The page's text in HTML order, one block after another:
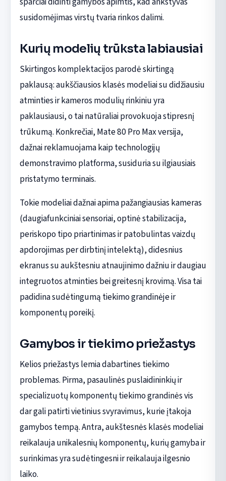
susidomėjimas virstų tvaria rinkos dalimi.
Kurių modelių trūksta labiausiai
Skirtingos komplektacijos parodė skirtingą
paklausą: aukščiausios klasės modeliai su didžiausiu
atminties ir kameros modulių rinkiniu yra
paklausiausi, o tai natūraliai provokuoja stipresnį
trūkumą. Konkrečiai, Mate 80 Pro Max versija,
dažnai reklamuojama kaip technologijų
demonstravimo platforma, susiduria su ilgiausiais
pristatymo terminais.
Tokie modeliai dažnai apima pažangiausias kameras
(daugiafunkciniai sensoriai, optinė stabilizacija,
periskopo tipo priartinimas ir patobulintas vaizdų
apdorojimas per dirbtinį intelektą), didesnius
ekranus su aukštesniu atnaujinimo dažniu ir daugiau
integruotos atminties bei greitesnį krovimą. Visa tai
padidina sudėtingumą tiekimo grandinėje ir
komponentų poreikį.
Gamybos ir tiekimo priežastys
Kelios priežastys lemia dabartines tiekimo
problemas. Pirma, pasaulinės puslaidininkių ir
specializuotų komponentų tiekimo grandinės vis
dar gali patirti vietinius svyravimus, kurie įtakoja
gamybos tempą. Antra, aukštesnės klasės modeliai
reikalauja unikalesnių komponentų, kurių gamyba ir
surinkimas yra sudėtingesni ir reikalauja ilgesnio
laiko.